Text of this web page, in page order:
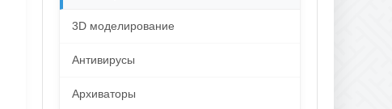
3D моделирование
Антивирусы
Архиваторы